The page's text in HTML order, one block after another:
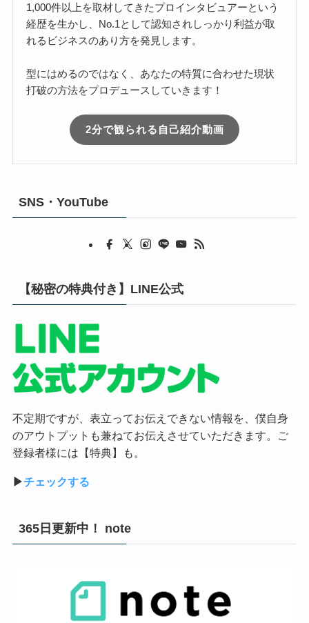
1,000件以上を取材してきたプロインタビュアーという
経歴を生かし、No.1として認知されしっかり利益が取
れるビジネスのあり方を発見します。
型にはめるのではなく、あなたの特質に合わせた現状
打破の方法をプロデュースしていきます！
2分で観られる自己紹介動画
SNS・YouTube
【秘密の特典付き】LINE公式
不定期ですが、表立ってお伝えできない情報を、僕自身
のアウトプットも兼ねてお伝えさせていただきます。ご
登録者様には【特典】も。
▶︎チェックする
365日更新中！ note